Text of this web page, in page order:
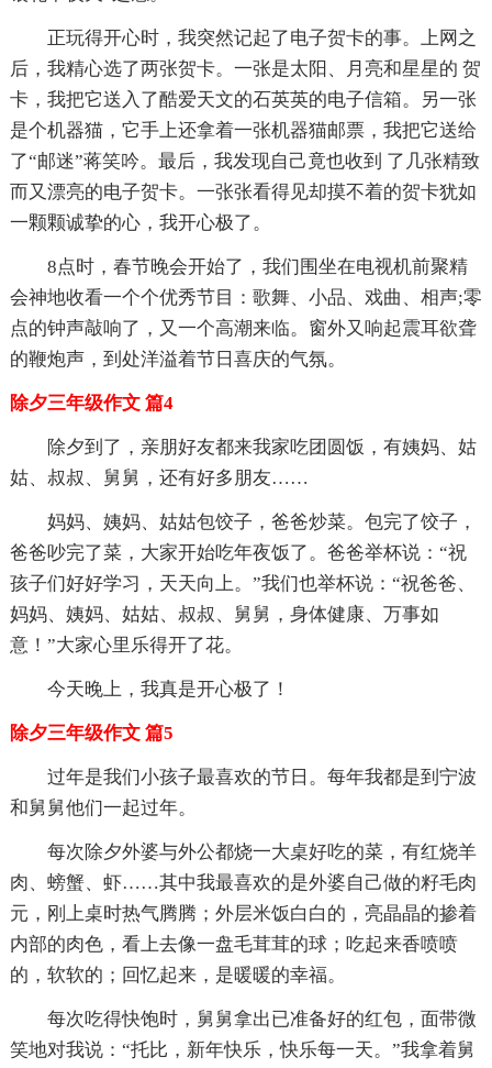
正玩得开心时，我突然记起了电子贺卡的事。上网之
后，我精心选了两张贺卡。一张是太阳、月亮和星星的 贺
卡，我把它送入了酷爱天文的石英英的电子信箱。另一张
是个机器猫，它手上还拿着一张机器猫邮票，我把它送给
了“邮迷”蒋笑吟。最后，我发现自己竟也收到 了几张精致
而又漂亮的电子贺卡。一张张看得见却摸不着的贺卡犹如
一颗颗诚挚的心，我开心极了。
8点时，春节晚会开始了，我们围坐在电视机前聚精
会神地收看一个个优秀节目：歌舞、小品、戏曲、相声;零
点的钟声敲响了，又一个高潮来临。窗外又响起震耳欲聋
的鞭炮声，到处洋溢着节日喜庆的气氛。
除夕三年级作文 篇4
除夕到了，亲朋好友都来我家吃团圆饭，有姨妈、姑
姑、叔叔、舅舅，还有好多朋友……
妈妈、姨妈、姑姑包饺子，爸爸炒菜。包完了饺子，
爸爸吵完了菜，大家开始吃年夜饭了。爸爸举杯说：“祝
孩子们好好学习，天天向上。”我们也举杯说：“祝爸爸、
妈妈、姨妈、姑姑、叔叔、舅舅，身体健康、万事如
意！”大家心里乐得开了花。
今天晚上，我真是开心极了！
除夕三年级作文 篇5
过年是我们小孩子最喜欢的节日。每年我都是到宁波
和舅舅他们一起过年。
每次除夕外婆与外公都烧一大桌好吃的菜，有红烧羊
肉、螃蟹、虾……其中我最喜欢的是外婆自己做的籽毛肉
元，刚上桌时热气腾腾；外层米饭白白的，亮晶晶的掺着
内部的肉色，看上去像一盘毛茸茸的球；吃起来香喷喷
的，软软的；回忆起来，是暖暖的幸福。
每次吃得快饱时，舅舅拿出已准备好的红包，面带微
笑地对我说：“托比，新年快乐，快乐每一天。”我拿着舅